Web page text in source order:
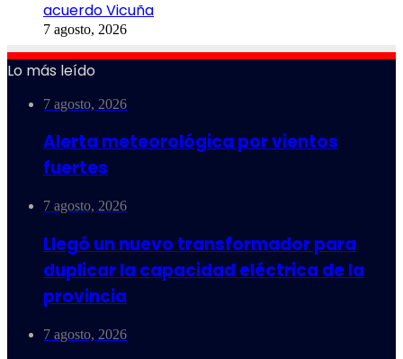
acuerdo Vicuña
7 agosto, 2026
Lo más leído
7 agosto, 2026
Alerta meteorológica por vientos
fuertes
7 agosto, 2026
Llegó un nuevo transformador para
duplicar la capacidad eléctrica de la
provincia
7 agosto, 2026